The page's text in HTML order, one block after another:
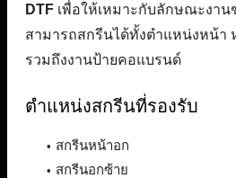
DTF เพื่อให้เหมาะกับลักษณะงา
สามารถสกรีนได้ทั้งตำแหน่งหน้า
รวมถึงงานป้ายคอแบรนด์
ตำแหน่งสกรีนที่รองรับ
สกรีนหน้าอก
สกรีนอกซ้าย